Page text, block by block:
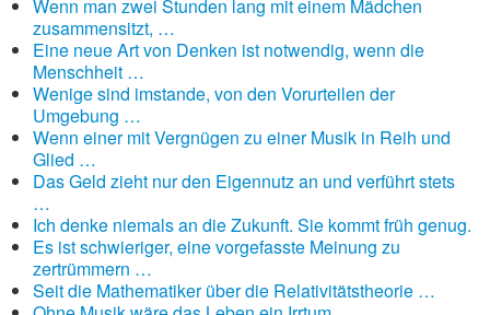
Wenn man zwei Stunden lang mit einem Mädchen
zusammensitzt, …
Eine neue Art von Denken ist notwendig, wenn die
Menschheit …
Wenige sind imstande, von den Vorurteilen der
Umgebung …
Wenn einer mit Vergnügen zu einer Musik in Reih und
Glied …
Das Geld zieht nur den Eigennutz an und verführt stets
…
Ich denke niemals an die Zukunft. Sie kommt früh genug.
Es ist schwieriger, eine vorgefasste Meinung zu
zertrümmern …
Seit die Mathematiker über die Relativitätstheorie …